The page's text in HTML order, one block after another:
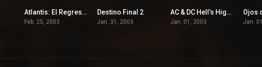
0Atlantis: El Regreso de Milo
Feb. 25, 2003
Destino Final 2
Jan. 31, 2003
6.8AC & DC Hell’s Highway
Jan. 01, 2003
Ojos
Jan.